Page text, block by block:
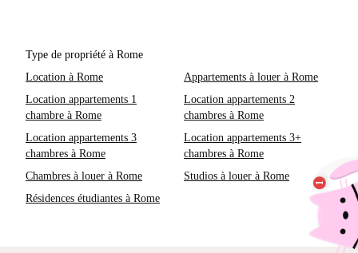
Type de propriété à Rome
Location à Rome
Appartements à louer à Rome
Location appartements 1
chambre à Rome
Location appartements 2
chambres à Rome
Location appartements 3
chambres à Rome
Location appartements 3+
chambres à Rome
Chambres à louer à Rome
Studios à louer à Rome
Résidences étudiantes à Rome